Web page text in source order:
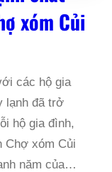
xóm Củi
các hộ gia
lạnh đã trở
hộ gia đình,
Chợ xóm Củi
năm của…